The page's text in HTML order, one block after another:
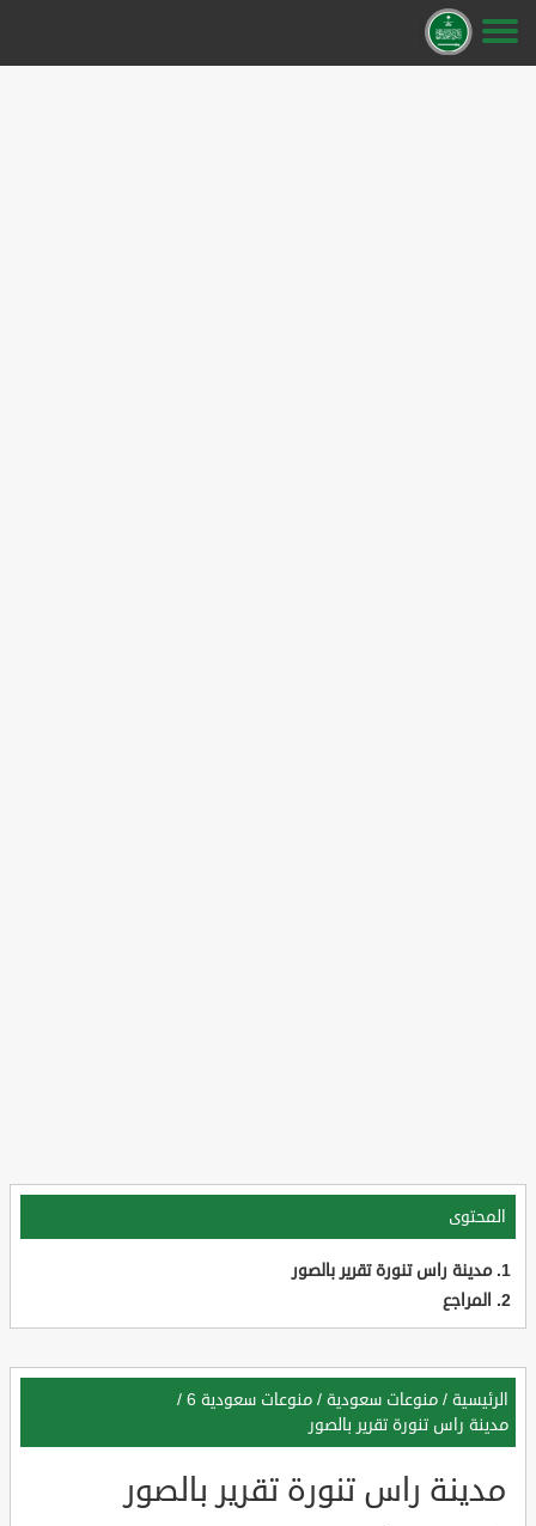
المحتوى
مدينة راس تنورة تقرير بالصور
المراجع
الرئيسية / منوعات سعودية / منوعات سعودية 6
/
مدينة راس تنورة تقرير بالصور
مدينة راس تنورة تقرير بالصور